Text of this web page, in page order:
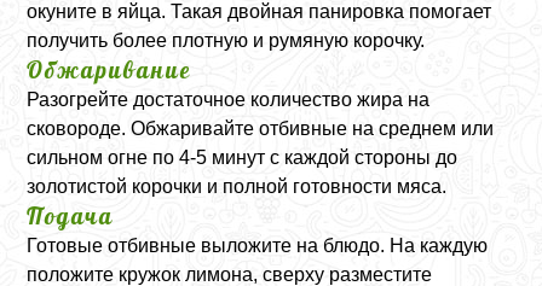
окуните в яйца. Такая двойная панировка помогает
получить более плотную и румяную корочку.
Обжаривание
Разогрейте достаточное количество жира на
сковороде. Обжаривайте отбивные на среднем или
сильном огне по 4-5 минут с каждой стороны до
золотистой корочки и полной готовности мяса.
Подача
Готовые отбивные выложите на блюдо. На каждую
положите кружок лимона, сверху разместите